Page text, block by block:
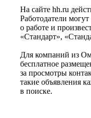
На сайте hh.ru
Работодатели
о работе и
«Стандарт»,
Для компаний из
бесплатное
за просмотры
такие объявления
в поиске.